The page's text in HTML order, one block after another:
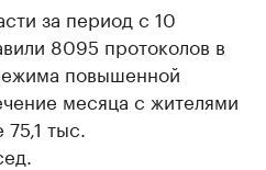
за период с 10
8095 протоколов в
повышенной
месяца с жителями
тыс.